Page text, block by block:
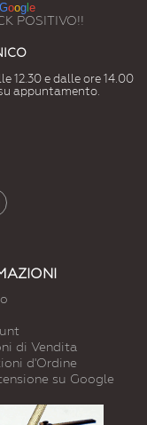
Googl e
POSITIVO!!
12.30 e dalle ore 14.00
appuntamento.
di Vendita
d'Ordine
su Google